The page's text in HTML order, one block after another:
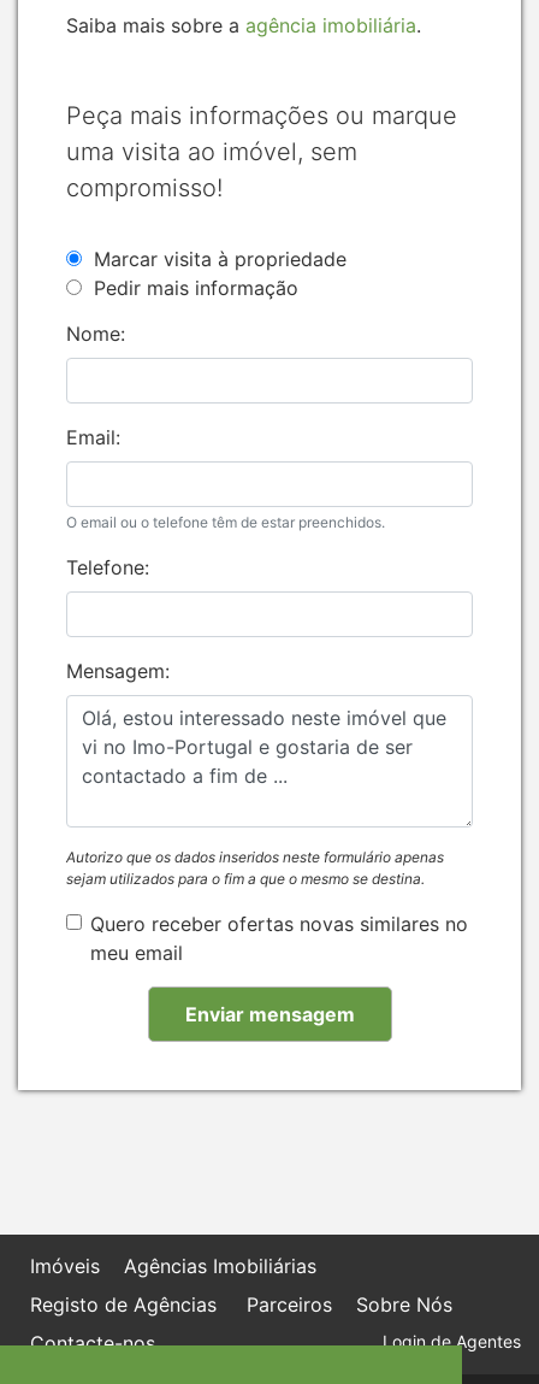
Saiba mais sobre a agência imobiliária.
Peça mais informações ou marque
uma visita ao imóvel, sem
compromisso!
Marcar visita à propriedade
Pedir mais informação
Nome:
Email:
O email ou o telefone têm de estar preenchidos.
Telefone:
Mensagem:
Autorizo que os dados inseridos neste formulário apenas
sejam utilizados para o fim a que o mesmo se destina.
Quero receber ofertas novas similares no
meu email
Imóveis
Agências Imobiliárias
Registo de Agências
Parceiros
Sobre Nós
Contacte-nos
Login de Agentes